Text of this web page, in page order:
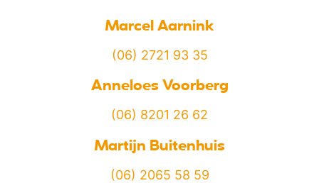
Marcel Aarnink
(06) 2721 93 35
Anneloes Voorberg
(06) 8201 26 62
Martijn Buitenhuis
(06) 2065 58 59